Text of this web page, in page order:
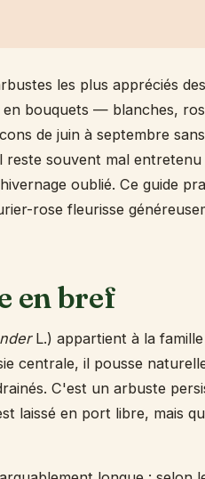
les plus appréciés
en bouquets — blanches,
de juin à septembre
reste souvent mal
oublié. Ce guide
rose fleurisse
en bref
L.) appartient à la
centrale, il pousse
C'est un arbuste
laissé en port libre, mais